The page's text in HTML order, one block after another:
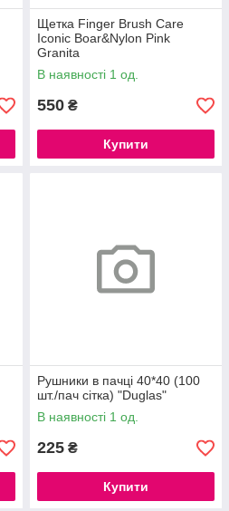
Щетка Finger Brush Care
Iconic Boar&Nylon Pink
Granita
В наявності 1 од.
550 ₴
Купити
Рушники в пачці 40*40 (100
шт./пач сітка) "Duglas"
В наявності 1 од.
225 ₴
Купити